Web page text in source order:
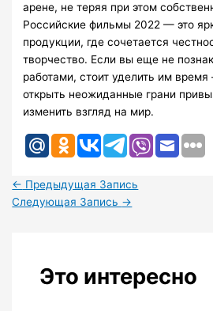
арене, не теряя при этом
Российские фильмы 2022 — это
продукции, где сочетается
творчество. Если вы еще не
работами, стоит уделить им
открыть неожиданные грани
изменить взгляд на мир.
← Предыдущая Запись
Следующая Запись →
Это интересно